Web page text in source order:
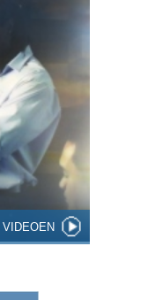
VIDEOEN